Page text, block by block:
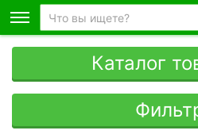
Каталог